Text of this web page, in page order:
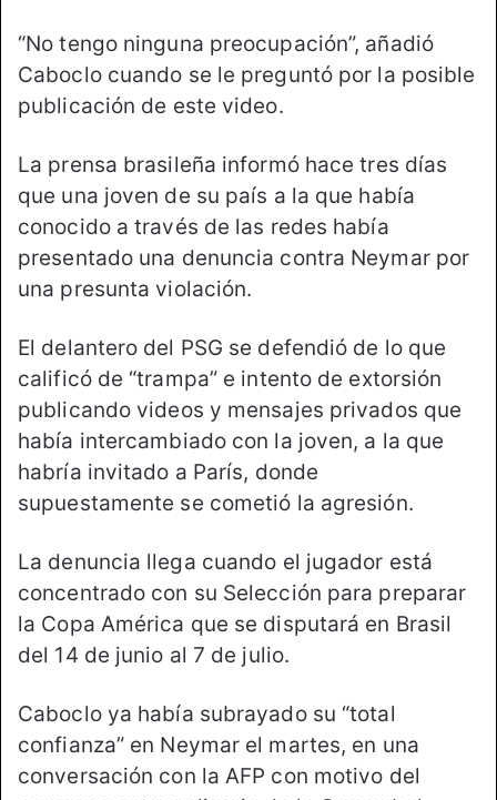
“No tengo ninguna preocupación”, añadió
Caboclo cuando se le preguntó por la posible
publicación de este video.
La prensa brasileña informó hace tres días
que una joven de su país a la que había
conocido a través de las redes había
presentado una denuncia contra Neymar por
una presunta violación.
El delantero del PSG se defendió de lo que
calificó de “trampa” e intento de extorsión
publicando videos y mensajes privados que
había intercambiado con la joven, a la que
habría invitado a París, donde
supuestamente se cometió la agresión.
La denuncia llega cuando el jugador está
concentrado con su Selección para preparar
la Copa América que se disputará en Brasil
del 14 de junio al 7 de julio.
Caboclo ya había subrayado su “total
confianza” en Neymar el martes, en una
conversación con la AFP con motivo del